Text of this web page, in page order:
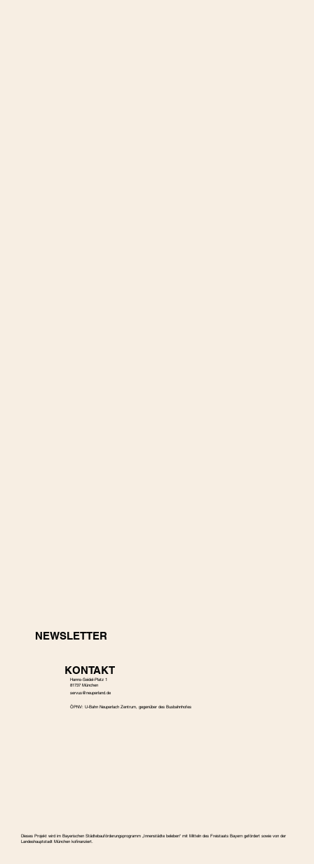
KONTAKT
Hanns-Seidel-Platz 1
81737 München
servus@neuperland.de
ÖPNV: U-Bahn Neuperlach Zentrum, gegenüber des Busbahnhofes
NEWSLETTER
Dieses Projekt wird im Bayerischen Städtebauförderungspro­gramm „Innenstädte beleben“ mit Mitteln des Freistaats Bayern gefördert sowie von der
Landeshauptstadt München kofinanziert.